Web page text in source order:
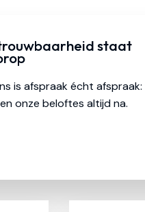
staat
is afspraak écht afspraak:
onze beloftes altijd na.